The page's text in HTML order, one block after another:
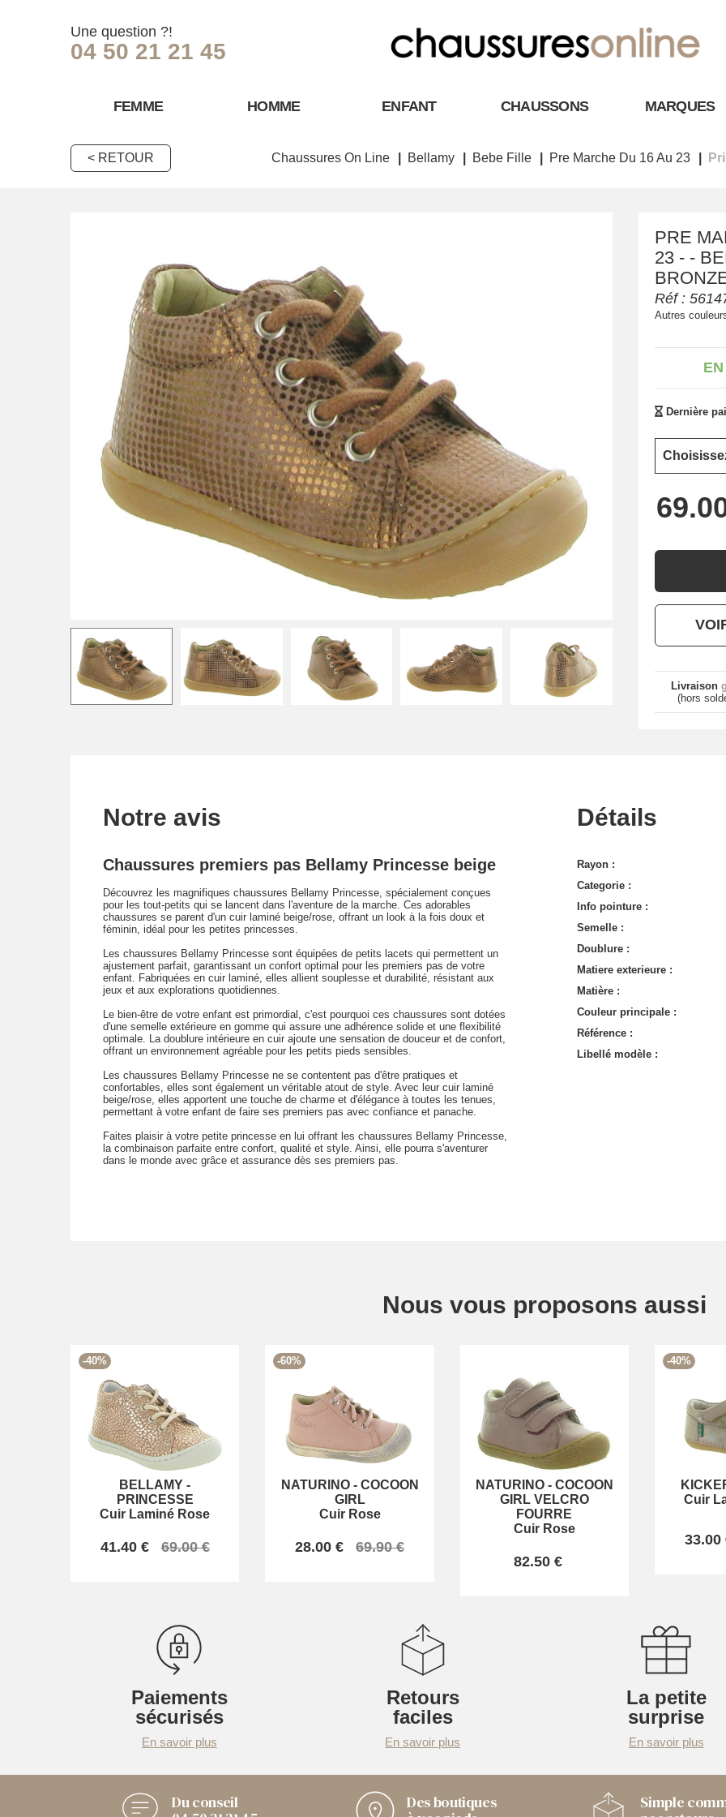
Une question ?!
04 50 21 21 45
FEMME HOMME ENFANT CHAUSSONS MARQUES
< RETOUR Chaussures On Line Bellamy Bebe Fille Pre Marche Du 16 Au 23
PRE
23 - -
Réf :
Autres
Dernière
Livraison
(hors
Notre avis
Chaussures premiers pas Bellamy Princesse beige
Découvrez les magnifiques chaussures Bellamy Princesse, spécialement conçues
pour les tout-petits qui se lancent dans l'aventure de la marche. Ces adorables
chaussures se parent d'un cuir laminé beige/rose, offrant un look à la fois doux et
féminin, idéal pour les petites princesses.
Les chaussures Bellamy Princesse sont équipées de petits lacets qui permettent un
ajustement parfait, garantissant un confort optimal pour les premiers pas de votre
enfant. Fabriquées en cuir laminé, elles allient souplesse et durabilité, résistant aux
jeux et aux explorations quotidiennes.
Le bien-être de votre enfant est primordial, c'est pourquoi ces chaussures sont dotées
d'une semelle extérieure en gomme qui assure une adhérence solide et une flexibilité
optimale. La doublure intérieure en cuir ajoute une sensation de douceur et de confort,
offrant un environnement agréable pour les petits pieds sensibles.
Les chaussures Bellamy Princesse ne se contentent pas d'être pratiques et
confortables, elles sont également un véritable atout de style. Avec leur cuir laminé
beige/rose, elles apportent une touche de charme et d'élégance à toutes les tenues,
permettant à votre enfant de faire ses premiers pas avec confiance et panache.
Faites plaisir à votre petite princesse en lui offrant les chaussures Bellamy Princesse,
la combinaison parfaite entre confort, qualité et style. Ainsi, elle pourra s'aventurer
dans le monde avec grâce et assurance dès ses premiers pas.
Détails
Rayon :
Categorie :
Info pointure :
Semelle :
Doublure :
Matiere exterieure :
Matière :
Couleur principale :
Référence :
Libellé modèle :
Nous vous proposons aussi
-40%
BELLAMY -
PRINCESSE
Cuir Laminé Rose
41.40 € 69.00 €
-60%
NATURINO- COCOON
GIRL
Cuir Rose
28.00 € 69.90 €
NATURINO- COCOON
GIRL VELCRO
FOURRE
Cuir Rose
82.50 €
-40%
Cuir
33.00
Paiements
sécurisés
En savoir plus
Retours
faciles
En savoir plus
La petite
surprise
En savoir plus
Du conseil
Des boutiques
Simple